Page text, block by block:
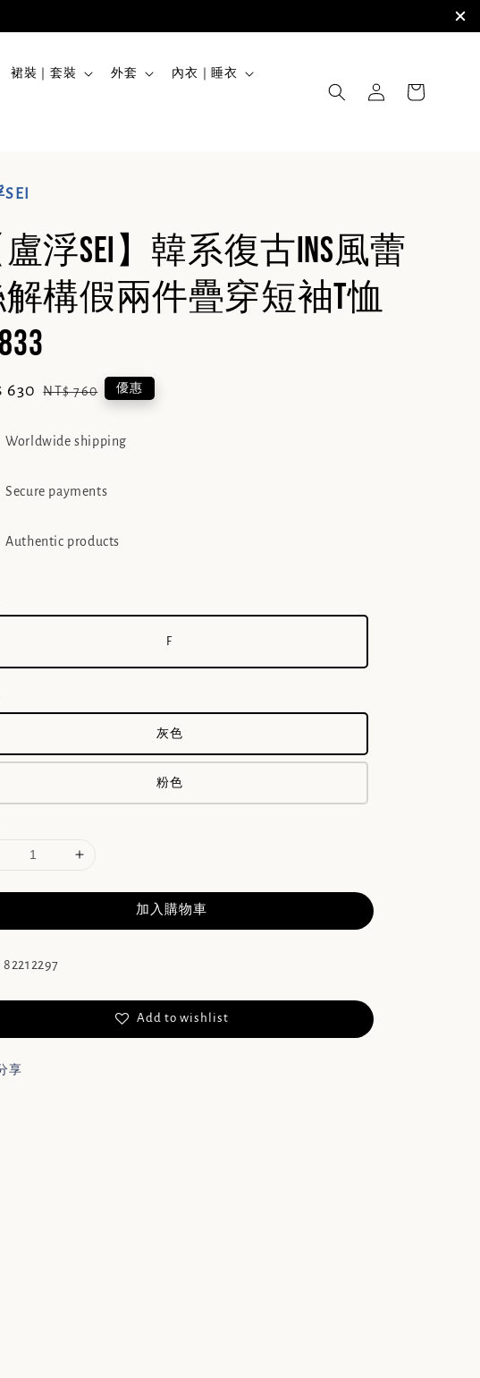
裙裝｜套裝 外套 內衣｜睡衣
盧浮Sei】韓系復古INS風蕾
構假兩件疊穿短袖T恤
630 Regular
NT$ 760 優惠
Worldwide shipping
Secure payments
Authentic products
F
灰色
粉色
加入購物車
82212297
Add to wishlist
享